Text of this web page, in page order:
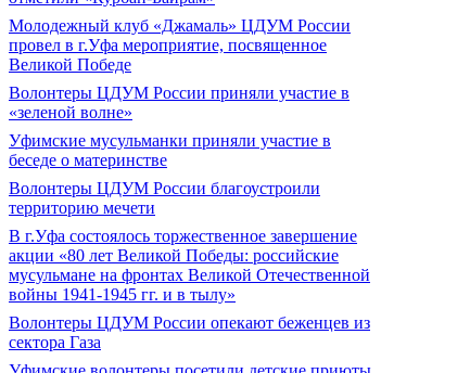
Молодежный клуб «Джамаль» ЦДУМ России
провел в г.Уфа мероприятие, посвященное
Великой Победе
Волонтеры ЦДУМ России приняли участие в
«зеленой волне»
Уфимские мусульманки приняли участие в
беседе о материнстве
Волонтеры ЦДУМ России благоустроили
территорию мечети
В г.Уфа состоялось торжественное завершение
акции «80 лет Великой Победы: российские
мусульмане на фронтах Великой Отечественной
войны 1941-1945 гг. и в тылу»
Волонтеры ЦДУМ России опекают беженцев из
сектора Газа